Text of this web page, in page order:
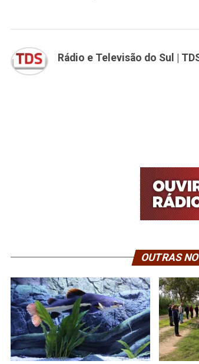
Rádio e Televisão do Sul |
OUTRAS